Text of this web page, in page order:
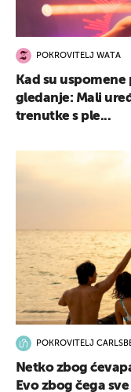
POKROVITELJ WATA
Kad su
gledanje: Mali
trenutke s ple...
POKROVITELJ
Netko zbog
Evo zbog čega